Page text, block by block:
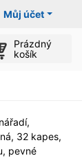
Můj účet
Prázdný
košík
32 kapes,
pevné